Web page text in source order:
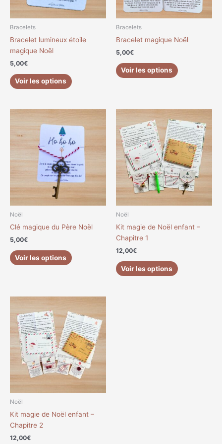
Bracelets
Bracelet lumineux étoile
magique Noël
5,00€
Voir les options
Bracelets
Bracelet magique Noël
5,00€
Voir les options
peuvent
être
sur
du
Noël
Clé magique du Père Noël
5,00€
Voir les options
Noël
Kit magie de Noël enfant –
Chapitre 1
12,00€
Voir les options
Noël
Kit magie de Noël enfant –
Chapitre 2
12,00€